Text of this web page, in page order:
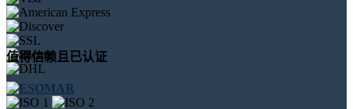
值得信赖且已认证